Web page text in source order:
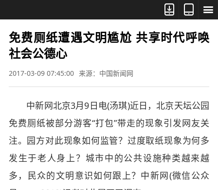



免费厕纸遭遇文明尴尬 共享时代呼唤
社会公德心
2017-03-09 07:45:00 来源：中国新闻网
中新网北京3月9日电(汤琪)近日，北京天坛公园
免费厕纸被部分游客“打包”带走的现象引发网友关
注。园方对此现象如何监管？过度取纸现象为何多
发生于老人身上？城市中的公共设施种类越来越
多，民众的文明意识如何跟上？中新网(微信公众